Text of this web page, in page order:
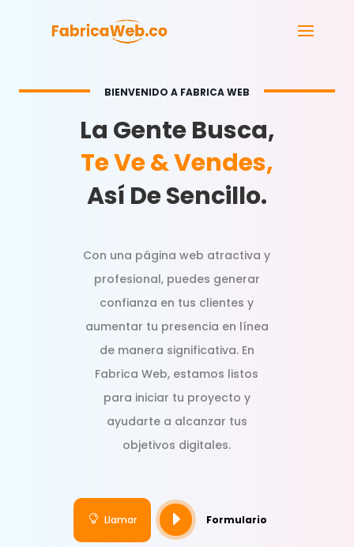
BIENVENIDO A FABRICA WEB
La Gente Busca,
Te Ve & Vendes,
Así De Sencillo.
Con una página web atractiva y
profesional, puedes generar
confianza en tus clientes y
aumentar tu presencia en línea
de manera significativa. En
Fabrica Web, estamos listos
para iniciar tu proyecto y
ayudarte a alcanzar tus
objetivos digitales.
 Llamar E Formulario